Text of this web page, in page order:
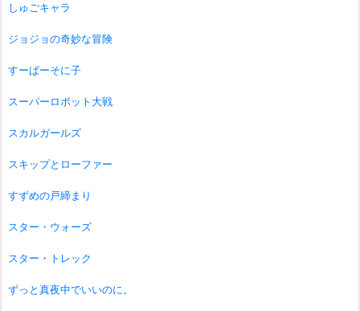
しゅごキャラ
ジョジョの奇妙な冒険
すーぱーそに子
スーパーロボット大戦
スカルガールズ
スキップとローファー
すずめの戸締まり
スター・ウォーズ
スター・トレック
ずっと真夜中でいいのに。